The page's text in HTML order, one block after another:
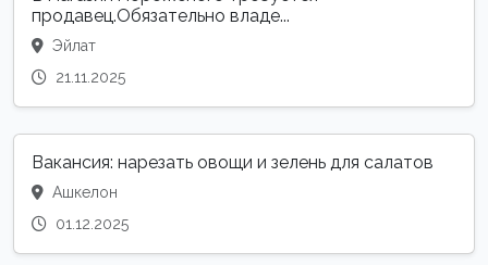
продавец.Обязательно владе...
Эйлат
21.11.2025
Вакансия: нарезать овощи и зелень для салатов
Ашкелон
01.12.2025